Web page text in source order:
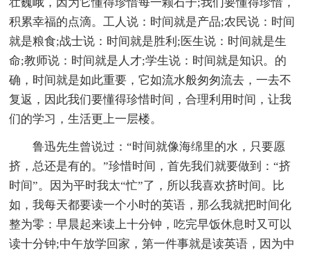
积累幸福的点滴。工人说：时间就是产品;农民说：时间
就是粮食;战士说：时间就是胜利;医生说：时间就是生
命;教师说：时间就是人才;学生说：时间就是知识。的
确，时间就是如此重要，它如流水般匆匆流去，一去不
复返，因此我们要懂得珍惜时间，合理利用时间，让我
们的学习，生活更上一层楼。
鲁迅先生曾说过：“时间就像海绵里的水，只要愿
挤，总还是有的。”珍惜时间，首先我们就要做到：“挤
时间”。因为平时我太“忙”了，所以我喜欢挤时间。比
如，我每天都要读一个小时的英语，那么我就把时间化
整为零：早晨起来读上十分钟，吃完早饭休息时又可以
读十分钟;中午放学回家，第一件事就是读英语，因为中